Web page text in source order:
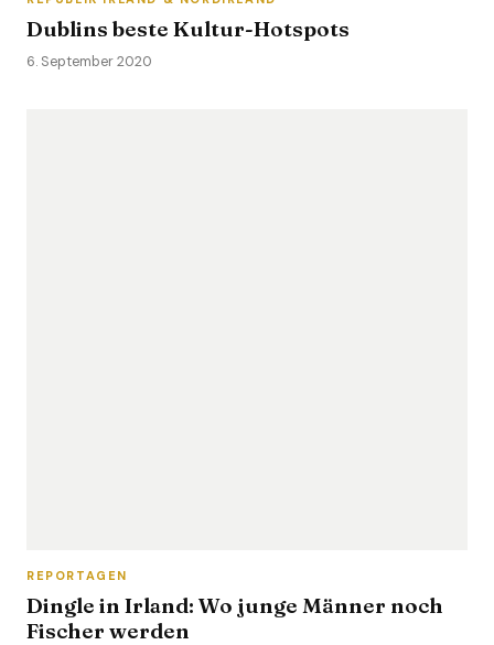
Dublins beste Kultur-Hotspots
6. September 2020
REPORTAGEN
Dingle in Irland: Wo junge Männer noch
Fischer werden